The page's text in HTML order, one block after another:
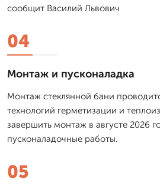
сообщит Василий Львович
04
Монтаж и пусконаладка
Монтаж стеклянной бани
технологий герметизации и
завершить монтаж в августе 2026
пусконаладочные работы.
05